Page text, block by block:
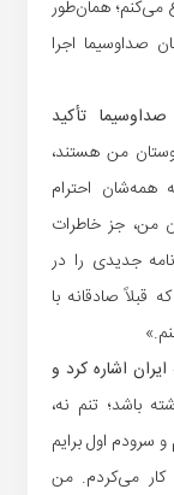
می‌کنم؛ همان‌طور
صداوسیما اجرا
تأکید
من هستند،
احترام
من، جز خاطرات
جدیدی را در
صادقانه با
اشاره کرد و
باشد؛ تنم نه،
سرودم اول برایم
کار می‌کردم. من